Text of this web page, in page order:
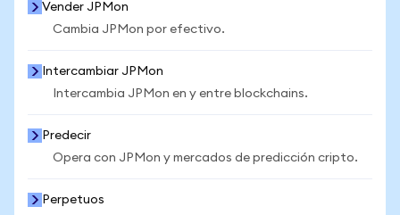
Vender JPMon
Cambia JPMon por efectivo.
Intercambiar JPMon
Intercambia JPMon en y entre blockchains.
Predecir
Opera con JPMon y mercados de predicción cripto.
Perpetuos